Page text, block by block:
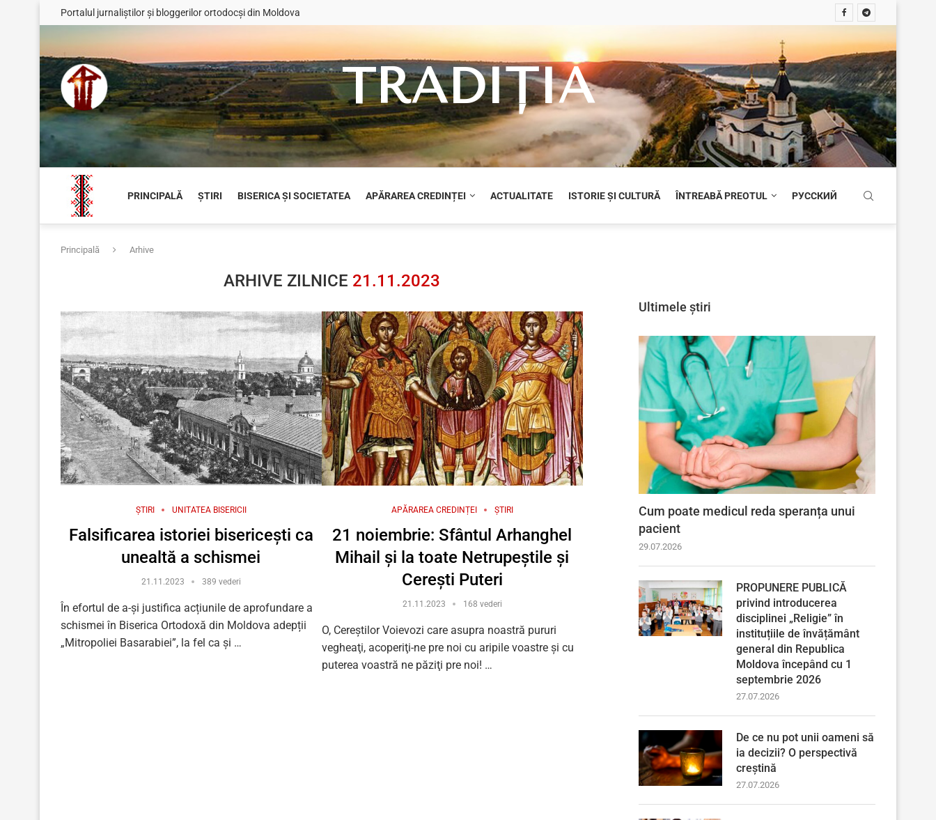
Portalul jurnaliștilor și bloggerilor ortodocși din Moldova
TRADIȚIA
PRINCIPALĂ ȘTIRI BISERICA ȘI SOCIETATEA APĂRAREA CREDINȚEI ACTUALITATE ISTORIE ȘI CULTURĂ ÎNTREABĂ PREOTUL РУССКИЙ
Principală Arhive
ARHIVE ZILNICE 21.11.2023
ȘTIRI UNITATEA BISERICII
Falsificarea istoriei bisericești ca
unealtă a schismei
21.11.2023 389 vederi
În efortul de a-și justifica acțiunile de aprofundare a
schismei în Biserica Ortodoxă din Moldova adepții
„Mitropoliei Basarabiei”, la fel ca și …
APĂRAREA CREDINȚEI ȘTIRI
21 noiembrie: Sfântul Arhanghel
Mihail şi la toate Netrupeştile şi
Cereşti Puteri
21.11.2023 168 vederi
O, Cereştilor Voievozi care asupra noastră pururi
vegheaţi, acoperiţi-ne pre noi cu aripile voastre și cu
puterea voastră ne păziţi pre noi! …
Ultimele știri
Cum poate medicul reda speranța unui
pacient
29.07.2026
PROPUNERE PUBLICĂ
privind introducerea
disciplinei „Religie” în
instituțiile de învățământ
general din Republica
Moldova începând cu 1
septembrie 2026
27.07.2026
De ce nu pot unii oameni să
ia decizii? O perspectivă
creștină
27.07.2026